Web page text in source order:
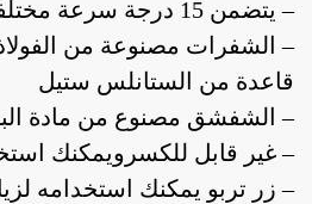
– يتضمن 15 درجة سرعة مختلفة
– الشفرات مصنوعة من
قاعدة من الستانلس ستيل
– الشفشق مصنوع من مادة
– غير قابل للكسرويمكنك
– زر تربو يمكنك استخدامه